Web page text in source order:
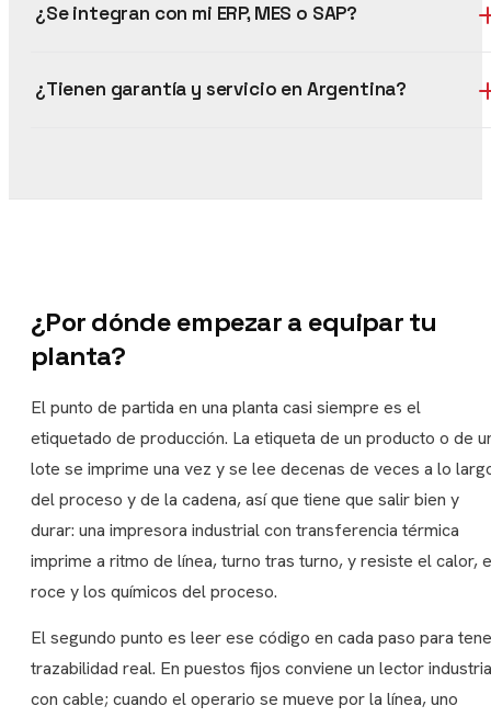
¿Se integran con mi ERP, MES o SAP?
¿Tienen garantía y servicio en Argentina?
¿Por dónde empezar a equipar tu
planta?
El punto de partida en una planta casi siempre es el
etiquetado de producción. La etiqueta de un producto o de
lote se imprime una vez y se lee decenas de veces a lo
del proceso y de la cadena, así que tiene que salir bien y
durar: una impresora industrial con transferencia térmica
imprime a ritmo de línea, turno tras turno, y resiste el calor,
roce y los químicos del proceso.
El segundo punto es leer ese código en cada paso para
trazabilidad real. En puestos fijos conviene un lector
con cable; cuando el operario se mueve por la línea, uno